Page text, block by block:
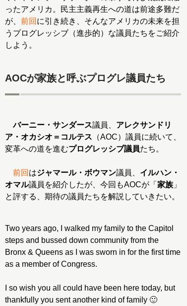
ったアメリカ。民主主義再生への道は前途多難だ
が、 前回 に引き続き、そんなアメリカの未来を担
うプログレッシブ（進歩的）な議員たちをご紹介
しよう。
AOCが家族と呼ぶプログレ議員たち
バーニー・サンダース議員、 アレクサンドリ
ア・オカシオ＝コルテス （AOC）議員に続いて、
変革への道を進むプログレッシブ議員たち。
前回 はジャマール・ボウマン議員、 イルハン・
オマル議員を紹介したが、今回もAOCが「 家族 」
と評する、期待の議員たちを解説していきたい。
Two years ago, I walked my family to the Capitol
steps and bussed down community from the
Bronx & Queens as I was sworn in for the first time
as a member of Congress.
I so wish you all could have been here today, but
thankfully you sent another kind of family 🙂